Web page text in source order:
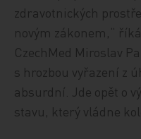
zdravotnických
novým zákonem,“
CzechMed Miroslav
s hrozbou vyřazení z
absurdní. Jde opět o
stavu, který vládne